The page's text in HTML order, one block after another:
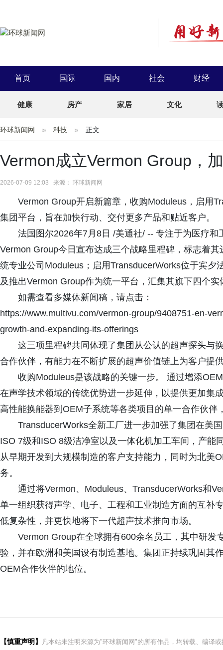
首页 国际 国内 社会 财经
健康 房产 家居 文化
环球新闻网 科技 正文
Vermon成立Vermon Group，
2026-07-09 12:03 来源： 环球新闻网
Vermon Group开启新篇章，收购Moduleus，启用
集团平台，旨在加快行动、交付更多产品和贴近客户。
法国图尔2026年7月8日 /美通社/ -- 专注于为医疗
Vermon Group今日宣布达成三个战略里程碑，标志着
统专业公司Moduleus；启用TransducerWorks位于宾
及推出Vermon Group作为统一平台，汇集其旗下四个实
如需查看多媒体新闻稿，请点击：
https://www.multivu.com/vermon-group/9408751-en-
growth-and-expanding-its-offerings
这三项里程碑共同体现了集团从公认的超声探头与
合作伙伴，有能力在不断扩展的超声价值链上为客户提
收购Moduleus是该战略的关键一步。 通过增添
在声学技术领域的传统优势进一步延伸，以提供更加集
高性能换能器到OEM子系统等各类项目的单一合作伙伴
TransducerWorks全新工厂进一步加强了集团在美
ISO 7级和ISO 8级洁净室以及一体化机加工车间，产
从早期开发到大规模制造的客户支持能力，同时为北美
务。
通过将Vermon、Moduleus、TransducerWorks和
单一组织获得声学、电子、工程和工业制造方面的互补
低复杂性，并更快地将下一代超声技术推向市场。
Vermon Group在全球拥有600余名员工，其中研
验，并在欧洲和美国设有制造基地。集团正持续巩固其
OEM合作伙伴的地位。
【慎重声明】
凡本站未注明来源为"环球新闻网"的所有作品，均转载、编译